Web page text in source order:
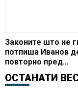
Законите што не
потпиша Иванов
повторно пред
пратениците
ОСТАНАТИ